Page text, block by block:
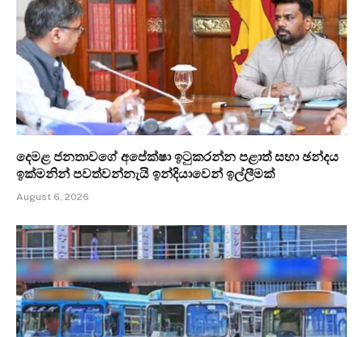
දෙමළ ජනතාවගේ අපේක්ෂා ඉටුකරන්න පළාත් සභා ඡන්දය
ඉක්මනින් පවත්වන්නැයි ඉන්දියාවෙන් ඉල්ලීමක්
August 6, 2026